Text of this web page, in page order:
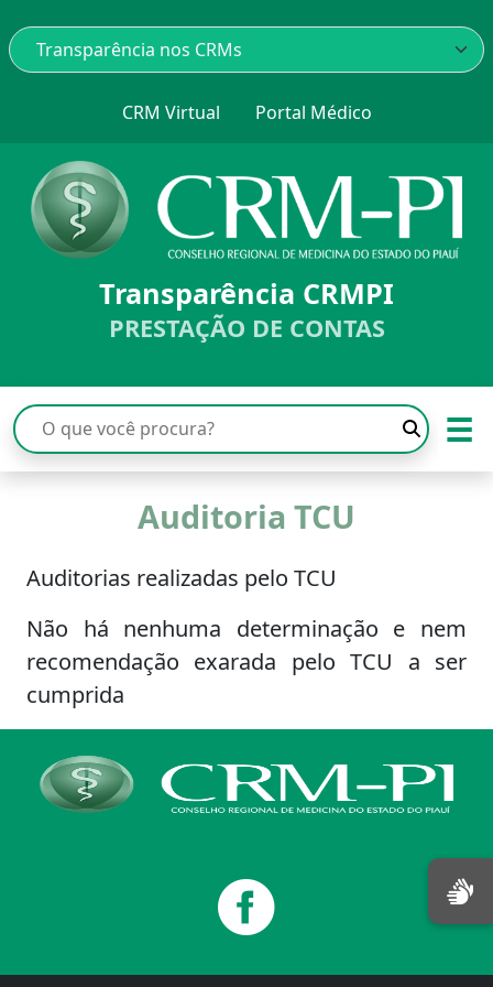
CRM Virtual Portal Médico
Transparência CRMPI
PRESTAÇÃO DE CONTAS
☰
Auditoria TCU
Auditorias realizadas pelo TCU
Não há nenhuma determinação e nem
recomendação exarada pelo TCU a ser
cumprida